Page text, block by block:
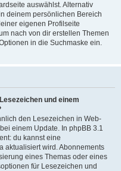
auswählst. Alternativ
deinem persönlichen Bereich
eigenen Profilseite
nach von dir erstellen Themen
in die Suchmaske ein.
und einem
den Lesezeichen in Web-
einem Update. In phpBB 3.1
du kannst eine
aktualisiert wird. Abonnements
eines Themas oder eines
für Lesezeichen und